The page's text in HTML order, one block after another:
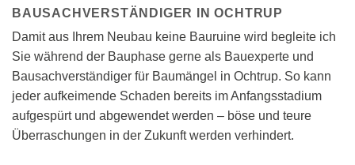
BAUSACHVERSTÄNDIGER IN OCHTRUP
Damit aus Ihrem Neubau keine Bauruine wird begleite ich
Sie während der Bauphase gerne als Bauexperte und
Bausachverständiger für Baumängel in Ochtrup. So kann
jeder aufkeimende Schaden bereits im Anfangsstadium
aufgespürt und abgewendet werden – böse und teure
Überraschungen in der Zukunft werden verhindert.